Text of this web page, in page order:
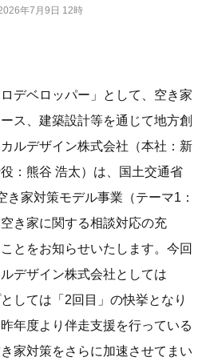
年7月9日 12時
デベロッパー」として、空き家
ス、建築設計等を通じて地方創
ルデザイン株式会社（本社：新
：熊谷 浩太）は、国土交通省
き家対策モデル事業（テーマ1：
き家に関する相談対応の充
とをお知らせいたします。今回
デザイン株式会社としては
しては「2回目」の快挙となり
年度より伴走支援を行っている
家対策をさらに加速させてまい